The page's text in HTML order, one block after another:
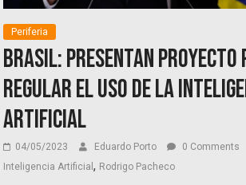
Periferia
Brasil: presentan proyecto
regular el uso de la
Artificial
04/05/2023 Eduardo Porto
0 Comments
Inteligencia Artificial, Rodrigo Pacheco